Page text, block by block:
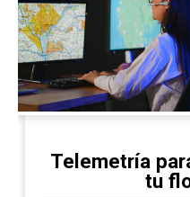
Telemetría
tu